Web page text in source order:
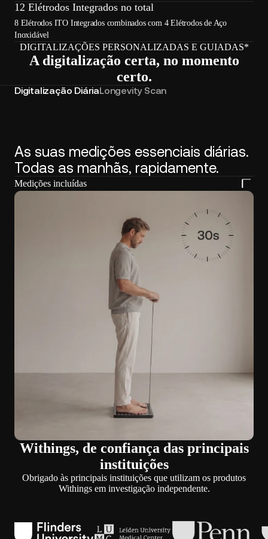
12 Elétrodos Integrados no total
8 Elétrodos ITO Integrados combinados com 4 Elétrodos de Aço
Inoxidável
DIGITALIZAÇÕES PERSONALIZADAS E GUIADAS*
A digitalização certa, no momento
certo.
Digitalização DiáriaLongevity Scan
As suas medições essenciais diárias.
Todas as manhãs, rapidamente.
Medições incluídas
Withings, de confiança das principais
instituições
Obrigado às principais instituições que utilizam os produtos
Withings em investigação independente.